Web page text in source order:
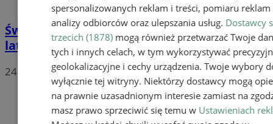
Świadek zauważył niebezpieczną jazdę. 21-
latek za kierownicą BMW był pijany
24 marca 2026, 12:21
spersonalizowanych reklam i treści, pomiaru reklam
analizy odbiorców oraz ulepszania usług. Dostawcy
trzecich (1878) mogą również przetwarzać Twoje
tych i innych celach, w tym wykorzystywać
geolokalizacyjne i cechy urządzenia. Twoje wybory
wyłącznie tej witryny. Niektórzy dostawcy mogą
na prawnie uzasadnionym interesie zamiast na
masz prawo sprzeciwić się temu w Ustawieniach